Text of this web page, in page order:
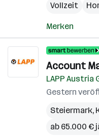
Vollzeit
Merken
Account
LAPP Austria
Gestern
Steiermark,
ab 65.000 €